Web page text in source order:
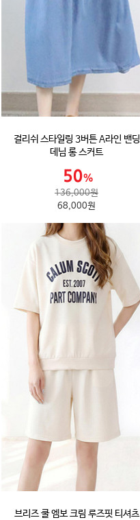
걸리쉬 스타일링 3버튼 A라인 밴딩
데님 롱 스커트
136,000원
68,000원
브리즈 쿨 엠보 크림 루즈핏 티셔츠